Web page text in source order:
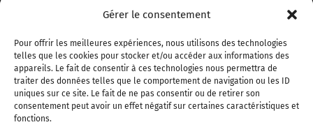
Gérer le consentement
Pour offrir les meilleures expériences, nous utilisons des technologies
telles que les cookies pour stocker et/ou accéder aux informations des
appareils. Le fait de consentir à ces technologies nous permettra de
traiter des données telles que le comportement de navigation ou les ID
uniques sur ce site. Le fait de ne pas consentir ou de retirer son
consentement peut avoir un effet négatif sur certaines caractéristiques et
fonctions.
Gardez votre session active